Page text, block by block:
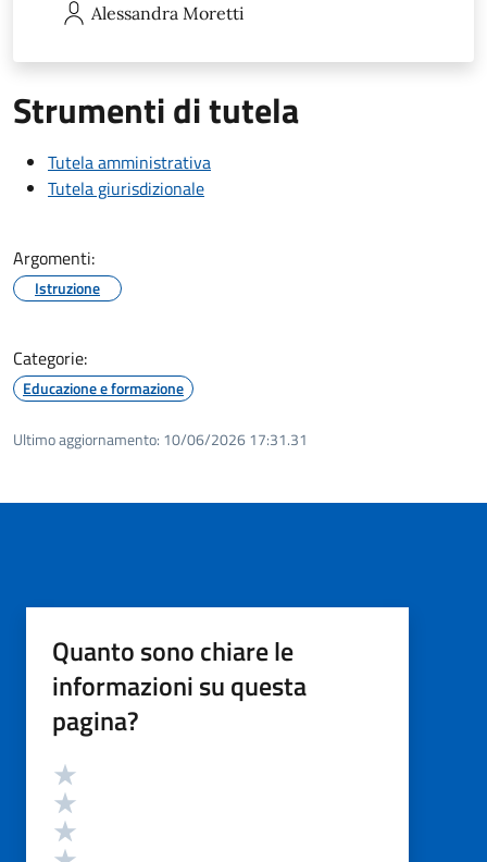
Alessandra Moretti
Strumenti di tutela
Tutela amministrativa
Tutela giurisdizionale
Argomenti:
Istruzione
Categorie:
Educazione e formazione
Ultimo aggiornamento: 10/06/2026 17:31.31
Quanto sono chiare le
informazioni su questa
pagina?
Valutazione